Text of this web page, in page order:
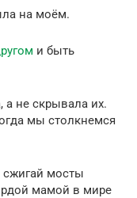
на моём.
и быть
а не скрывала их.
мы столкнемся
сжигай мосты
мамой в мире